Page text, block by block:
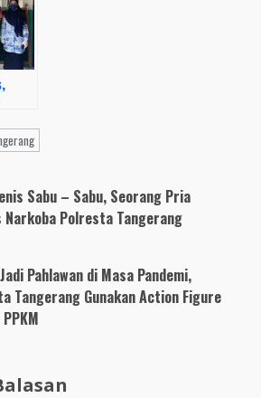
Sabu – Sabu, Seorang Pria
Polresta Tangerang
Pahlawan di Masa Pandemi,
Tangerang Gunakan Action Figure